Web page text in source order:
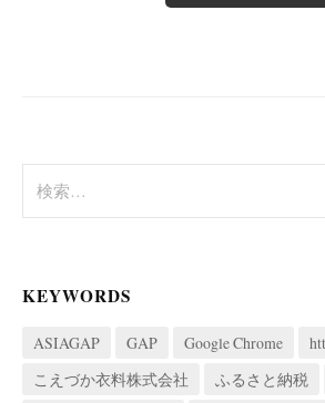
索:
KEYWORDS
ASIAGAP GAP Google Chrome
こえづか衣料株式会社
ふるさと納税